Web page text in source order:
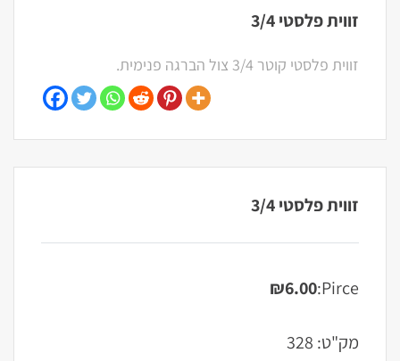
זווית פלסטי 3/4
זווית פלסטי קוטר 3/4 צול הברגה פנימית.
זווית פלסטי 3/4
Pirce:
₪6.00
מק"ט: 328